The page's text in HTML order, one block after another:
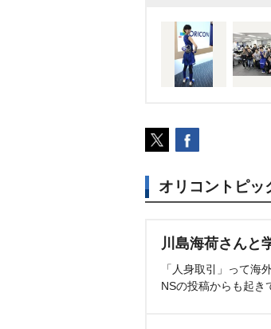
オリコントピッ
川島海荷さんと
「人身取引」って海
NSの投稿からも起き